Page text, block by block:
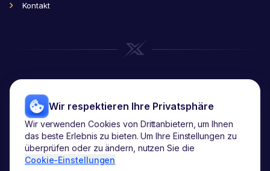
Kontakt
Copyright2026© noxwin.com.
Alle Rechte vorbehalten.
Wir respektieren Ihre Privatsphäre
Wir verwenden Cookies von Drittanbietern, um Ihnen
das beste Erlebnis zu bieten. Um Ihre Einstellungen zu
überprüfen oder zu ändern, nutzen Sie die
Cookie-Einstellungen